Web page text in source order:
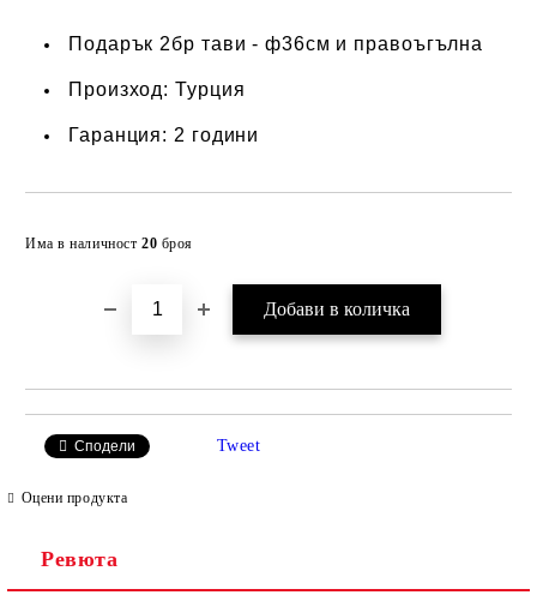
Подарък 2бр тави - ф36см и правоъгълна
Произход: Турция
Гаранция: 2 години
Има в наличност 20 броя
Сподели Tweet
Оцени продукта
Ревюта